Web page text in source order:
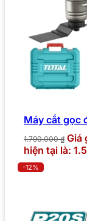
Máy cắt gọc
1.790.000₫ Giá
hiện tại là:
-12%